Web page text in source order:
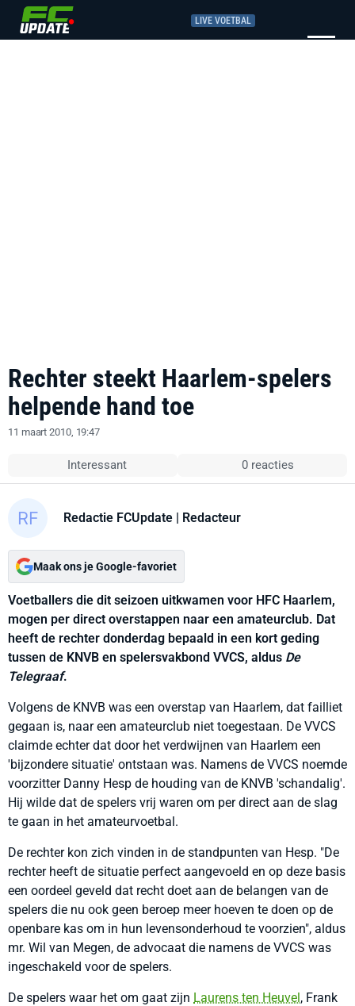
LIVE VOETBAL
Rechter steekt Haarlem-spelers
helpende hand toe
11 maart 2010, 19:47
Interessant 0 reacties
Redactie FCUpdate | Redacteur
Maak ons je Google-favoriet
Voetballers die dit seizoen uitkwamen voor HFC Haarlem,
mogen per direct overstappen naar een amateurclub. Dat
heeft de rechter donderdag bepaald in een kort geding
tussen de KNVB en spelersvakbond VVCS, aldus De
Telegraaf.
Volgens de KNVB was een overstap van Haarlem, dat failliet
gegaan is, naar een amateurclub niet toegestaan. De VVCS
claimde echter dat door het verdwijnen van Haarlem een
'bijzondere situatie' ontstaan was. Namens de VVCS noemde
voorzitter Danny Hesp de houding van de KNVB 'schandalig'.
Hij wilde dat de spelers vrij waren om per direct aan de slag
te gaan in het amateurvoetbal.
De rechter kon zich vinden in de standpunten van Hesp. "De
rechter heeft de situatie perfect aangevoeld en op deze basis
een oordeel geveld dat recht doet aan de belangen van de
spelers die nu ook geen beroep meer hoeven te doen op de
openbare kas om in hun levensonderhoud te voorzien", aldus
mr. Wil van Megen, de advocaat die namens de VVCS was
ingeschakeld voor de spelers.
De spelers waar het om gaat zijn Laurens ten Heuvel, Frank